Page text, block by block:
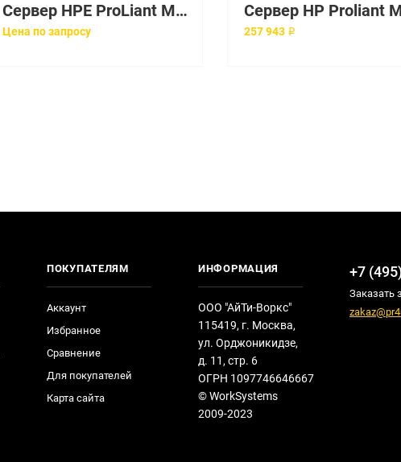
Сервер HPE ProLiant ML350 Gen10 Silver 4210 Tower(4U)/Xeon10C 2.2GHz(14MB)/1x16GbR1D_2933/P408i-aFBWC(2Gb/RAID 0/1/10/5/50/6/60)/noHDD(8/24up)SFF/noDVD/iLOstd/6NHPFans/4x1GbEth/1x800W(2up)
Цена по запросу 257 943 ₽
ПОКУПАТЕЛЯМ
Аккаунт
Избранное
Сравнение
Для покупателей
Карта сайта
ИНФОРМАЦИЯ
ООО "АйТи-Воркс"
115419, г. Москва,
ул. Орджоникидзе,
д. 11, стр. 6
ОГРН 1097746646667
© WorkSystems
2009-2023
+7
Заказать